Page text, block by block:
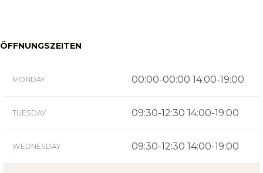
ÖFFNUNGSZEITEN
MONDAY 00:00-00:00 14:00-19:00
TUESDAY 09:30-12:30 14:00-19:00
WEDNESDAY 09:30-12:30 14:00-19:00